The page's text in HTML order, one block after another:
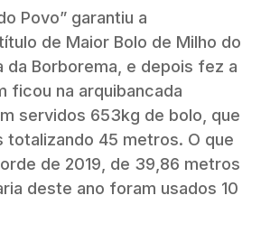
Povo” garantiu a
de Maior Bolo de Milho do
da Borborema, e depois fez a
ficou na arquibancada
servidos 653kg de bolo, que
totalizando 45 metros. O que
de 2019, de 39,86 metros
deste ano foram usados 10